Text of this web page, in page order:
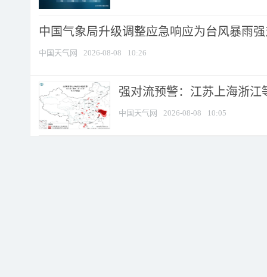
中国气象局升级调整应急响应为台风暴雨
中国天气网 2026-08-08 10:26
强对流预警：江苏上海浙江
中国天气网 2026-08-08 10:05